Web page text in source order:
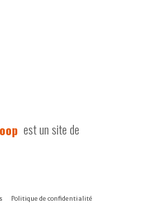
est un site de
Politique de confidentialité